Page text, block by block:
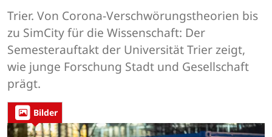
Trier. Von Corona-Verschwörungstheorien bis
zu SimCity für die Wissenschaft: Der
Semesterauftakt der Universität Trier zeigt,
wie junge Forschung Stadt und Gesellschaft
prägt.
Bilder